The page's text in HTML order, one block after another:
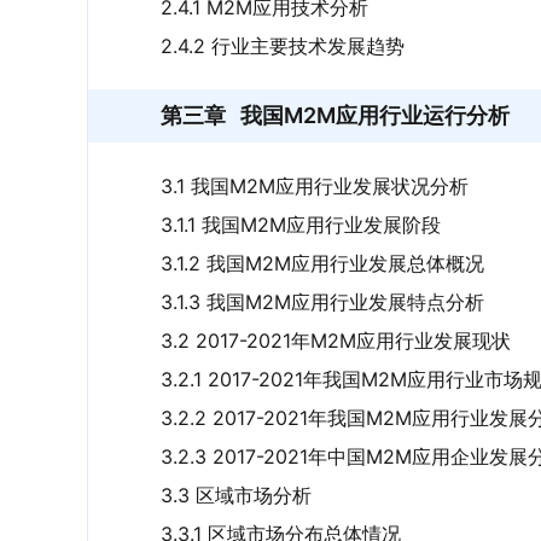
2.4.1 M2M应用技术分析
2.4.2 行业主要技术发展趋势
第三章 我国M2M应用行业运行分析
3.1 我国M2M应用行业发展状况分析
3.1.1 我国M2M应用行业发展阶段
3.1.2 我国M2M应用行业发展总体概况
3.1.3 我国M2M应用行业发展特点分析
3.2 2017-2021年M2M应用行业发展现状
3.2.1 2017-2021年我国M2M应用行业市场
3.2.2 2017-2021年我国M2M应用行业发展
3.2.3 2017-2021年中国M2M应用企业发展
3.3 区域市场分析
3.3.1 区域市场分布总体情况